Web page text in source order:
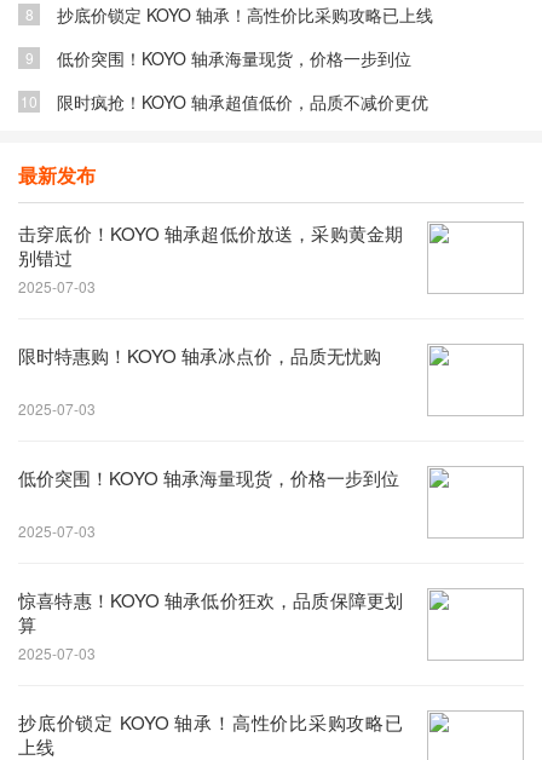
8 抄底价锁定 KOYO 轴承！高性价比采购攻略已上线
9 低价突围！KOYO 轴承海量现货，价格一步到位
10 限时疯抢！KOYO 轴承超值低价，品质不减价更优
最新发布
击穿底价！KOYO 轴承超低价放送，采购黄金期
别错过
2025-07-03
限时特惠购！KOYO 轴承冰点价，品质无忧购
2025-07-03
低价突围！KOYO 轴承海量现货，价格一步到位
2025-07-03
惊喜特惠！KOYO 轴承低价狂欢，品质保障更划
算
2025-07-03
抄底价锁定 KOYO 轴承！高性价比采购攻略已
上线